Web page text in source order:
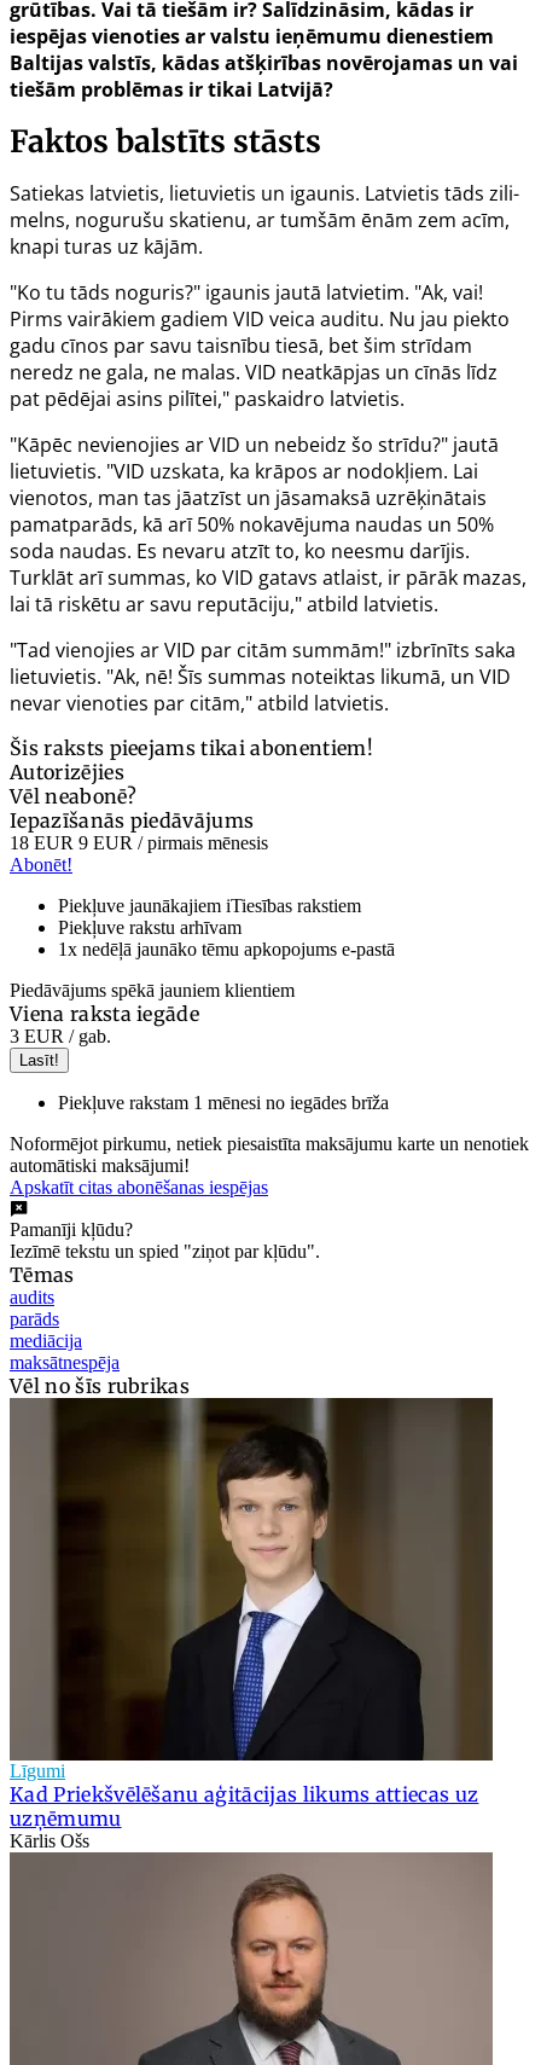
grūtības. Vai tā tiešām ir? Salīdzināsim, kādas ir
iespējas vienoties ar valstu ieņēmumu dienestiem
Baltijas valstīs, kādas atšķirības novērojamas un vai
tiešām problēmas ir tikai Latvijā?
Faktos balstīts stāsts
Satiekas latvietis, lietuvietis un igaunis. Latvietis tāds zili-
melns, nogurušu skatienu, ar tumšām ēnām zem acīm,
knapi turas uz kājām.
"Ko tu tāds noguris?" igaunis jautā latvietim. "Ak, vai!
Pirms vairākiem gadiem VID veica auditu. Nu jau piekto
gadu cīnos par savu taisnību tiesā, bet šim strīdam
neredz ne gala, ne malas. VID neatkāpjas un cīnās līdz
pat pēdējai asins pilītei," paskaidro latvietis.
"Kāpēc nevienojies ar VID un nebeidz šo strīdu?" jautā
lietuvietis. "VID uzskata, ka krāpos ar nodokļiem. Lai
vienotos, man tas jāatzīst un jāsamaksā uzrēķinātais
pamatparāds, kā arī 50% nokavējuma naudas un 50%
soda naudas. Es nevaru atzīt to, ko neesmu darījis.
Turklāt arī summas, ko VID gatavs atlaist, ir pārāk mazas,
lai tā riskētu ar savu reputāciju," atbild latvietis.
"Tad vienojies ar VID par citām summām!" izbrīnīts saka
lietuvietis. "Ak, nē! Šīs summas noteiktas likumā, un VID
nevar vienoties par citām," atbild latvietis.
Šis raksts pieejams tikai abonentiem!
Autorizējies
Vēl neabonē?
Iepazīšanās piedāvājums
18 EUR 9 EUR / pirmais mēnesis
Abonēt!
Piekļuve jaunākajiem iTiesības rakstiem
Piekļuve rakstu arhīvam
1x nedēļā jaunāko tēmu apkopojums e-pastā
Piedāvājums spēkā jauniem klientiem
Viena raksta iegāde
3 EUR / gab.
Lasīt!
Piekļuve rakstam 1 mēnesi no iegādes brīža
Noformējot pirkumu, netiek piesaistīta maksājumu karte un nenotiek
automātiski maksājumi!
Apskatīt citas abonēšanas iespējas
Pamanīji kļūdu?
Iezīmē tekstu un spied "ziņot par kļūdu".
Tēmas
audits
parāds
mediācija
maksātnespēja
Vēl no šīs rubrikas
Līgumi
Kad Priekšvēlēšanu aģitācijas likums attiecas uz
uzņēmumu
Kārlis Ošs